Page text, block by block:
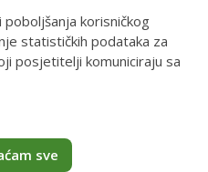
korisničkog
statističkih podataka za
posjetitelji komuniciraju sa
sve